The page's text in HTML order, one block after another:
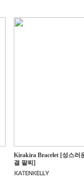
Kirakira Bracelet [성스러
결 팔찌]